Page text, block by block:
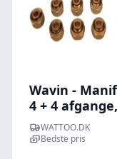
Wavin -
4 + 4 afgange,
uden
p fremlb, til 16
WATTOO.DK
Bedste pris